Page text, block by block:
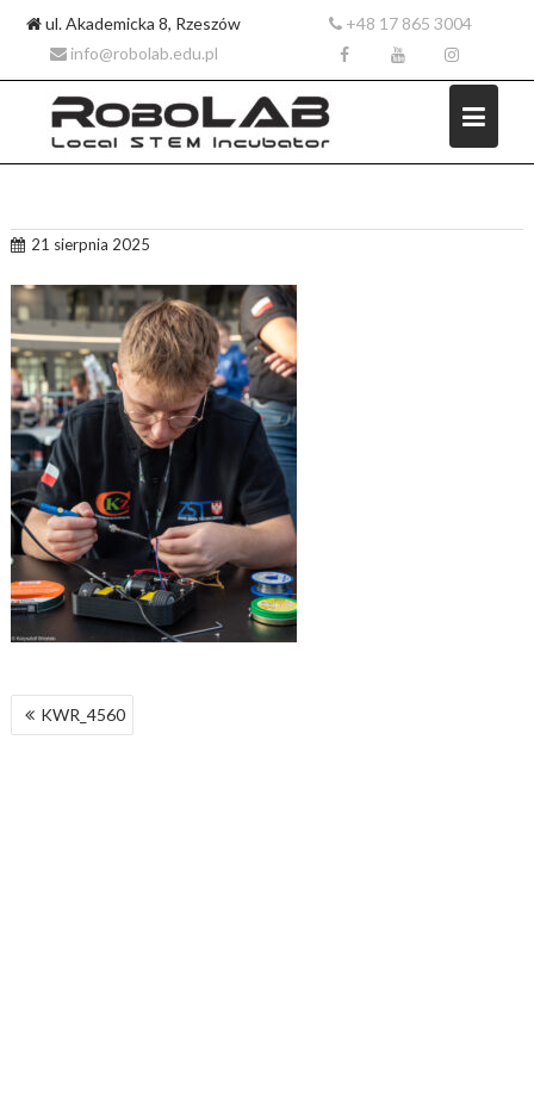
Skip
content
ul. Akademicka 8, Rzeszów
+48 17 865 3004
info@robolab.edu.pl
21 sierpnia 2025
NAWIGACJA
WPISU
KWR_4560